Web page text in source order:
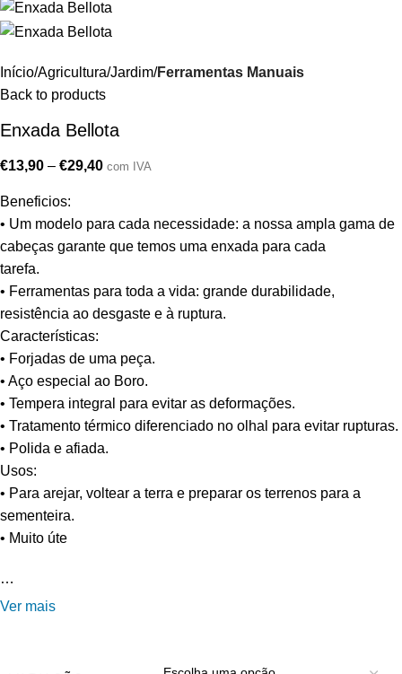
Início Agricultura/Jardim Ferramentas Manuais
Back to products
Enxada Bellota
€13,90 – €29,40 com IVA
Beneficios:
• Um modelo para cada necessidade: a nossa ampla gama de
cabeças garante que temos uma enxada para cada
tarefa.
• Ferramentas para toda a vida: grande durabilidade,
resistência ao desgaste e à ruptura.
Características:
• Forjadas de uma peça.
• Aço especial ao Boro.
• Tempera integral para evitar as deformações.
• Tratamento térmico diferenciado no olhal para evitar rupturas.
• Polida e afiada.
Usos:
• Para arejar, voltear a terra e preparar os terrenos para a
sementeira.
• Muito úte
…
Ver mais